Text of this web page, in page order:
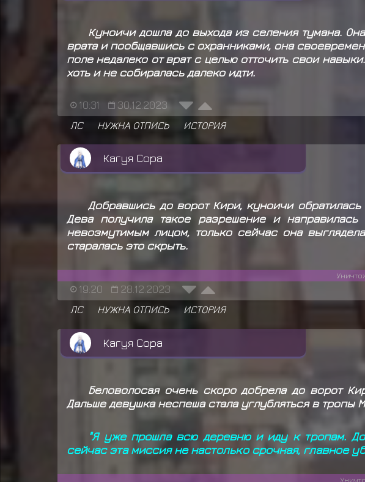
Куноичи дошла до выхода из селения тумана.
врата и пообщавшись с охранниками, она
поле недалеко от врат с целью отточить свои
хоть и не собиралась далеко идти.
10:31 30.12.2023
ЛС НУЖНА ОТПИСЬ ИСТОРИЯ
Кагуя Сора
Добравшись до ворот Кири, куноичи
Дева получила такое разрешение и
невозмутимым лицом, только сейчас она
старалась это скрыть.
19:20 28.12.2023
ЛС НУЖНА ОТПИСЬ ИСТОРИЯ
Кагуя Сора
Беловолосая очень скоро добрела до ворот
Дальше девушка неспеша стала углубляться в тропы
"Я уже прошла всю деревню и иду к тропам.
сейчас эта миссия не настолько срочная, главное